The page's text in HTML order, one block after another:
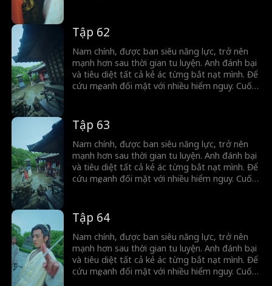
đạo tối cao.
Tập 62
Nam chính, được ban siêu năng lực, trở nên
mạnh hơn sau thời gian tu luyện. Anh đánh bại
và tiêu diệt tất cả kẻ ác từng bắt nạt mình. Để
cứu mẹ, anh đối mặt với nhiều hiểm nguy. Cuối
đạo tối cao.
Tập 63
Nam chính, được ban siêu năng lực, trở nên
mạnh hơn sau thời gian tu luyện. Anh đánh bại
và tiêu diệt tất cả kẻ ác từng bắt nạt mình. Để
cứu mẹ, anh đối mặt với nhiều hiểm nguy. Cuối
đạo tối cao.
Tập 64
Nam chính, được ban siêu năng lực, trở nên
mạnh hơn sau thời gian tu luyện. Anh đánh bại
và tiêu diệt tất cả kẻ ác từng bắt nạt mình. Để
cứu mẹ, anh đối mặt với nhiều hiểm nguy. Cuối